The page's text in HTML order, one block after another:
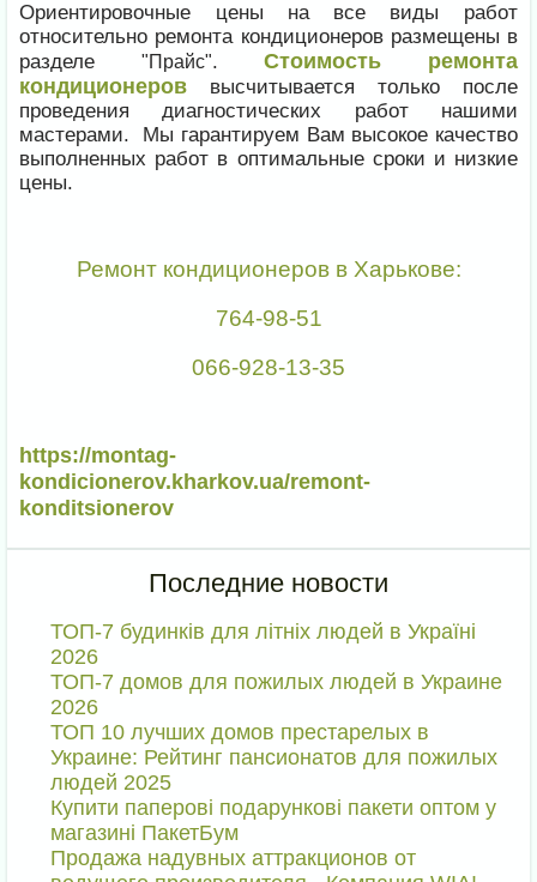
Ориентировочные цены на все виды работ
относительно ремонта кондиционеров размещены в
разделе "Прайс".
Стоимость ремонта
кондиционеров
высчитывается только после
проведения диагностических работ нашими
мастерами. Мы гарантируем Вам высокое качество
выполненных работ в оптимальные сроки и низкие
цены.
Ремонт кондиционеров в Харькове:
764-98-51
066-928-13-35
https://montag-
kondicionerov.kharkov.ua/remont-
konditsionerov
Последние новости
ТОП-7 будинків для літніх людей в Україні
2026
ТОП-7 домов для пожилых людей в Украине
2026
ТОП 10 лучших домов престарелых в
Украине: Рейтинг пансионатов для пожилых
людей 2025
Купити паперові подарункові пакети оптом у
магазині ПакетБум
Продажа надувных аттракционов от